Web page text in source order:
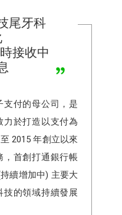
尾牙科
接收中
支付的母公司，是
力於打造以支付為
2015 年創立以來
，首創打通銀行帳
續增加中) 主要大
技的領域持續發展